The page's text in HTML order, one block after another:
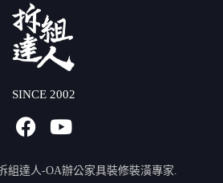
SINCE 2002
組達人-OA辦公家具裝修裝潢專家.